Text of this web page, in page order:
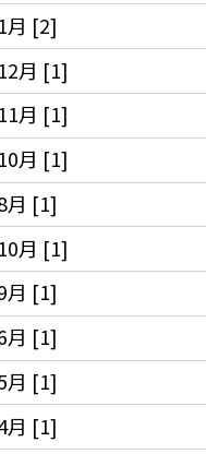
月 [2]
月 [1]
月 [1]
月 [1]
月 [1]
月 [1]
月 [1]
月 [1]
月 [1]
月 [1]